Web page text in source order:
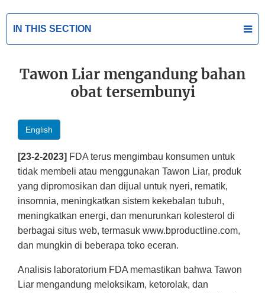
IN THIS SECTION
Tawon Liar mengandung bahan
obat tersembunyi
English
[23-2-2023] FDA terus mengimbau konsumen untuk
tidak membeli atau menggunakan Tawon Liar, produk
yang dipromosikan dan dijual untuk nyeri, rematik,
insomnia, meningkatkan sistem kekebalan tubuh,
meningkatkan energi, dan menurunkan kolesterol di
berbagai situs web, termasuk www.bproductline.com,
dan mungkin di beberapa toko eceran.
Analisis laboratorium FDA memastikan bahwa Tawon
Liar mengandung meloksikam, ketorolak, dan